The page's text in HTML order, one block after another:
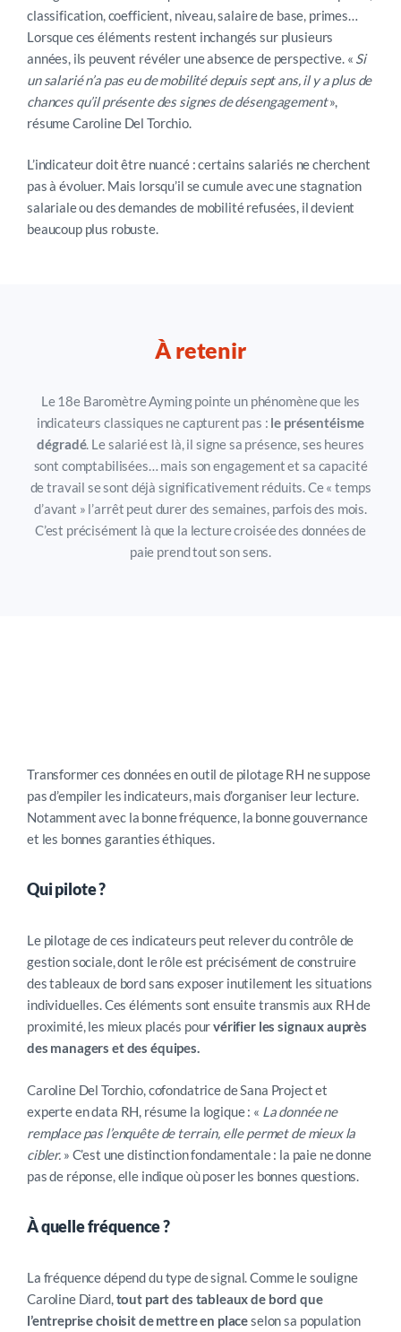
classification, coefficient, niveau, salaire de base, primes…
Lorsque ces éléments restent inchangés sur plusieurs
années, ils peuvent révéler une absence de perspective. « Si
un salarié n’a pas eu de mobilité depuis sept ans, il y a plus de
chances qu’il présente des signes de désengagement»,
résume Caroline Del Torchio.
L’indicateur doit être nuancé : certains salariés ne cherchent
pas à évoluer. Mais lorsqu’il se cumule avec une stagnation
salariale ou des demandes de mobilité refusées, il devient
beaucoup plus robuste.
À retenir
Le 18e Baromètre Ayming pointe un phénomène que les
indicateurs classiques ne capturent pas : le présentéisme
dégradé. Le salarié est là, il signe sa présence, ses heures
sont comptabilisées… mais son engagement et sa capacité
de travail se sont déjà significativement réduits. Ce « temps
d’avant » l’arrêt peut durer des semaines, parfois des mois.
C’est précisément là que la lecture croisée des données de
paie prend tout son sens.
basculer dans la surveillance
Transformer ces données en outil de pilotage RH ne suppose
pas d’empiler les indicateurs, mais d’organiser leur lecture.
Notamment avec la bonne fréquence, la bonne gouvernance
et les bonnes garanties éthiques.
Qui pilote ?
Le pilotage de ces indicateurs peut relever du contrôle de
gestion sociale, dont le rôle est précisément de construire
des tableaux de bord sans exposer inutilement les situations
individuelles. Ces éléments sont ensuite transmis aux RH de
proximité, les mieux placés pourvérifier les signaux auprès
des managers et des équipes.
Caroline Del Torchio, cofondatrice de Sana Project et
experte en data RH, résume la logique : « La donnée ne
remplace pas l’enquête de terrain, elle permet de mieux la
cibler. » C’est une distinction fondamentale : la paie ne donne
pas de réponse, elle indique où poser les bonnes questions.
À quelle fréquence ?
La fréquence dépend du type de signal. Comme le souligne
Caroline Diard, tout part des tableaux de bord que
l’entreprise choisit de mettre en placeselon sa population